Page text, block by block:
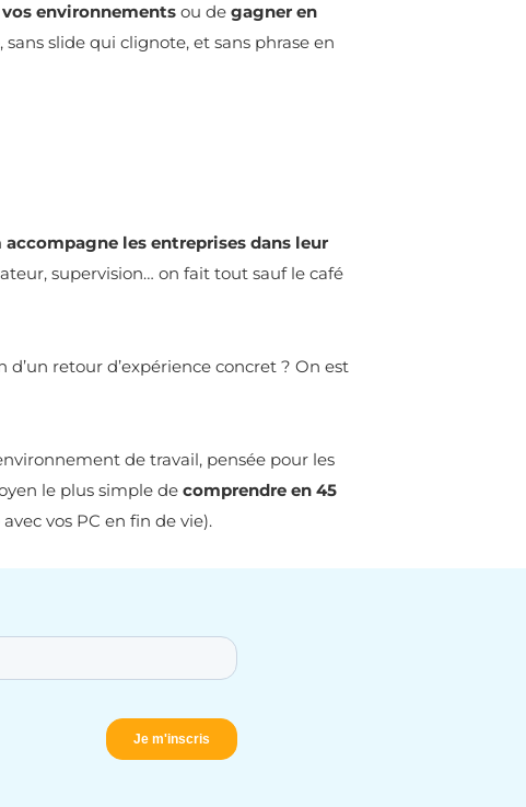
environnements ou de gagner en
slide qui clignote, et sans phrase en
accompagne les entreprises dans leur
supervision… on fait tout sauf le café
retour d’expérience concret ? On est
de travail, pensée pour les
le plus simple de comprendre en 45
vos PC en fin de vie).